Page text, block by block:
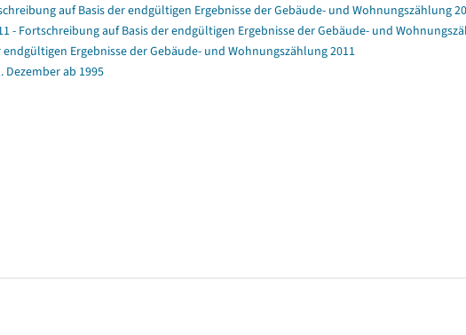
auf Basis der endgültigen Ergebnisse der Gebäude- und Wohnungszählung
Fortschreibung auf Basis der endgültigen Ergebnisse der Gebäude- und
Ergebnisse der Gebäude- und Wohnungszählung 2011
ab 1995